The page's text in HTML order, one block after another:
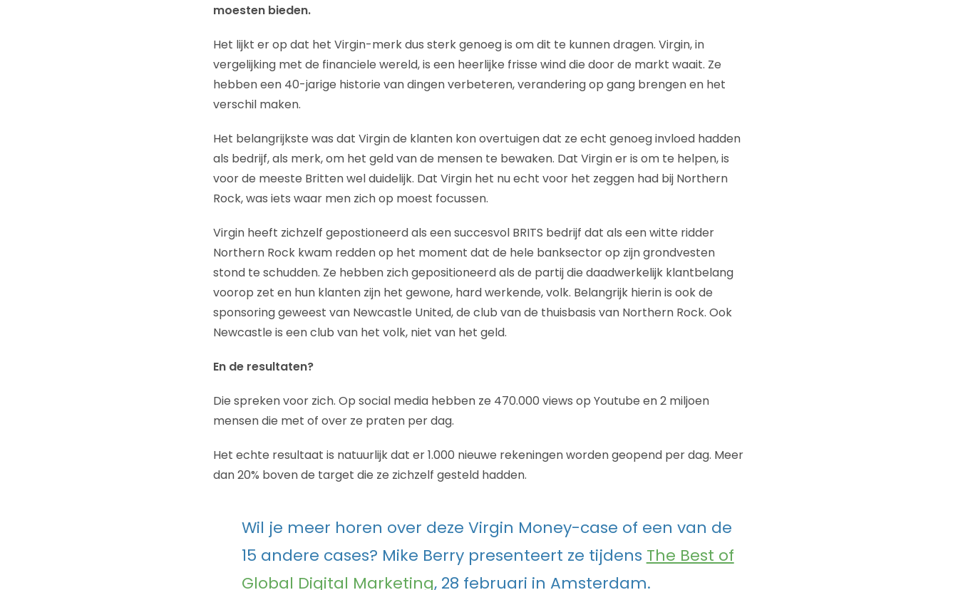
moesten bieden.
Het lijkt er op dat het Virgin-merk dus sterk genoeg is om dit te kunnen dragen. Virgin, in
vergelijking met de financiele wereld, is een heerlijke frisse wind die door de markt waait. Ze
hebben een 40-jarige historie van dingen verbeteren, verandering op gang brengen en het
verschil maken.
Het belangrijkste was dat Virgin de klanten kon overtuigen dat ze echt genoeg invloed hadden
als bedrijf, als merk, om het geld van de mensen te bewaken. Dat Virgin er is om te helpen, is
voor de meeste Britten wel duidelijk. Dat Virgin het nu echt voor het zeggen had bij Northern
Rock, was iets waar men zich op moest focussen.
Virgin heeft zichzelf gepostioneerd als een succesvol BRITS bedrijf dat als een witte ridder
Northern Rock kwam redden op het moment dat de hele banksector op zijn grondvesten
stond te schudden. Ze hebben zich gepositioneerd als de partij die daadwerkelijk klantbelang
voorop zet en hun klanten zijn het gewone, hard werkende, volk. Belangrijk hierin is ook de
sponsoring geweest van Newcastle United, de club van de thuisbasis van Northern Rock. Ook
Newcastle is een club van het volk, niet van het geld.
En de resultaten?
Die spreken voor zich. Op social media hebben ze 470.000 views op Youtube en 2 miljoen
mensen die met of over ze praten per dag.
Het echte resultaat is natuurlijk dat er 1.000 nieuwe rekeningen worden geopend per dag. Meer
dan 20% boven de target die ze zichzelf gesteld hadden.
Wil je meer horen over deze Virgin Money-case of een van de
15 andere cases? Mike Berry presenteert ze tijdens The Best of
Global Digital Marketing, 28 februari in Amsterdam.